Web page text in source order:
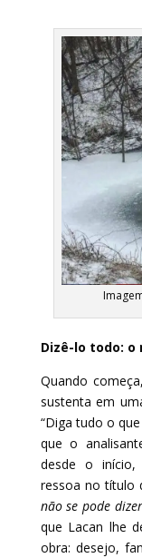
Dizê-lo todo: o
Quando
sustenta em
“Diga tudo o
que o
desde o
ressoa no título
não se pode dizer
que Lacan lhe
obra: desejo,